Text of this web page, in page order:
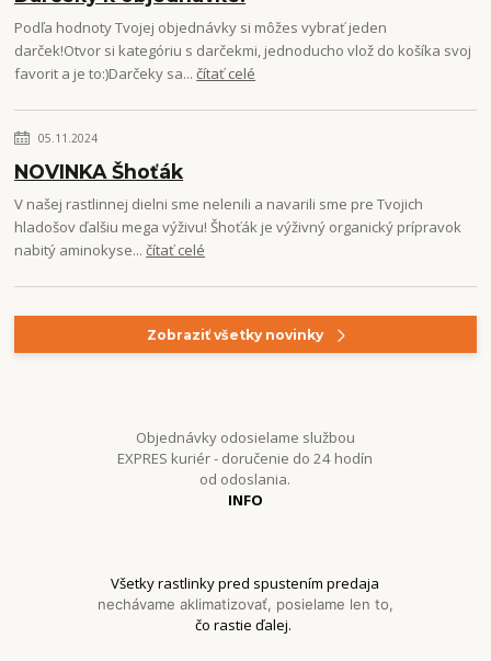
Podľa hodnoty Tvojej objednávky si môžes vybrať jeden
darček!Otvor si kategóriu s darčekmi, jednoducho vlož do košíka svoj
favorit a je to:)Darčeky sa...čítať celé
05.11.2024
NOVINKA Šhoťák
V našej rastlinnej dielni sme nelenili a navarili sme pre Tvojich
hladošov ďalšiu mega výživu! Šhoťák je výživný organický prípravok
nabitý aminokyse...čítať celé
Zobraziť všetky novinky
Objednávky odosielame službou
EXPRES kuriér - doručenie do 24 hodín
od odoslania.
INFO
Všetky rastlinky pred spustením predaja
nechávame aklimatizovať, posielame len to,
čo rastie ďalej.